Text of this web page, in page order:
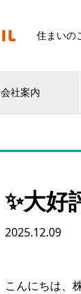
住まいの
会社案内
✨大好
2025.12.09
こんにちは、